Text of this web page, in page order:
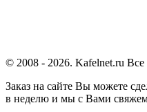
© 2008 - 2026. Kafelnet.ru
Заказ на сайте Вы можете
в неделю и мы с Вами